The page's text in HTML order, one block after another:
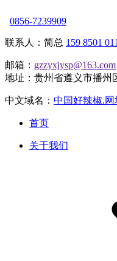
0856-7239909
联系人：简总 159 8501
邮箱： gzzyxjysp@163.com
地址：贵州省遵义市播州
中文域名： 中国好辣椒.网
首页
关于我们